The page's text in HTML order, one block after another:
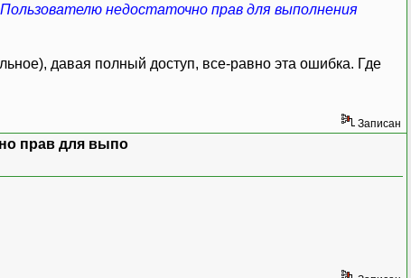
недостаточно прав для выполнения
давая полный доступ, все-равно эта ошибка. Где
Записан
прав для выпо